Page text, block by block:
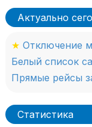
Актуально
★ Отключение
Белый список
Прямые рейсы
Статистика